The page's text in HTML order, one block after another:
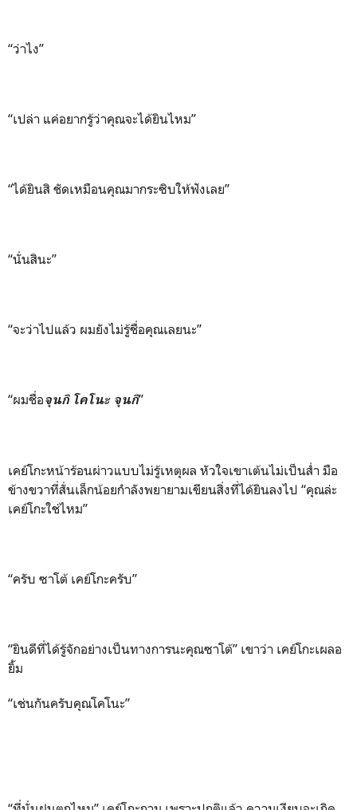
“ว่าไง”
“เปล่า แค่อยากรู้ว่าคุณจะได้ยินไหม”
“ได้ยินสิ ชัดเหมือนคุณมากระซิบให้ฟังเลย”
“นั่นสินะ”
“จะว่าไปแล้ว ผมยังไม่รู้ชื่อคุณเลยนะ”
“ผมชื่อจุนกิ โคโนะ จุนกิ”
เคย์โกะหน้าร้อนผ่าวแบบไม่รู้เหตุผล หัวใจเขาเต้นไม่เป็นส่ำ มือ
ข้างขวาที่สั่นเล็กน้อยกำลังพยายามเขียนสิ่งที่ได้ยินลงไป “คุณล่ะ
เคย์โกะใช่ไหม”
“ครับ ซาโต้ เคย์โกะครับ”
“ยินดีที่ได้รู้จักอย่างเป็นทางการนะคุณซาโต้” เขาว่า เคย์โกะเผลอ
ยิ้ม
“เช่นกันครับคุณโคโนะ”